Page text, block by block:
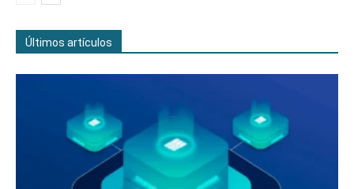
Últimos artículos